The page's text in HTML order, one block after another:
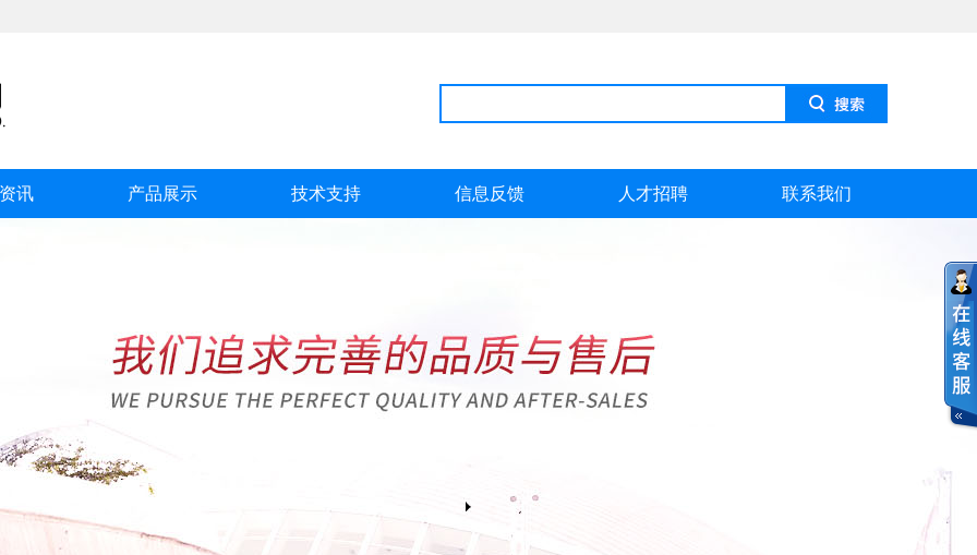
讯 产品展示 技术支持 信息反馈 人才招聘 联系我们